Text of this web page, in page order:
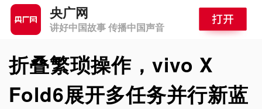
央广网
讲好中国故事 传播中国声音
折叠繁琐操作，vivo X
Fold6展开多任务并行新蓝